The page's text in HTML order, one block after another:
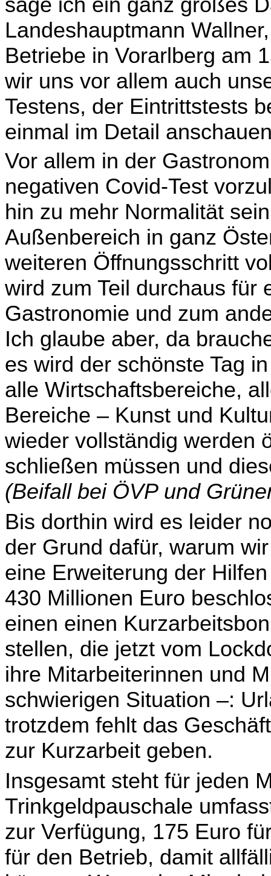
sage ich ein ganz großes
Landeshauptmann
Betriebe in Vorarlberg am
wir uns vor allem auch
Testens, der Ein­trittstests
einmal im Detail
Vor allem in der
negativen Covid-Test
hin zu mehr Normalität
Außenbereich in ganz
weiteren Öffnungsschritt
wird zum Teil durchaus für
Gastronomie und zum
Ich glaube aber, da
es wird der schönste Tag
alle Wirtschaftsbereiche,
Bereiche – Kunst und
wieder vollständig werden
schließen müssen und
(Beifall bei ÖVP und
Bis dorthin wird es leider
der Grund dafür, warum
eine Erweiterung der
430 Millionen Euro
einen einen
stellen, die jetzt vom
ihre Mitarbeiterinnen und
schwierigen Situation –:
trotzdem fehlt das
zur Kurzarbeit geben.
Insgesamt steht für jeden
Trinkgeldpauschale
zur Verfügung, 175 Euro
für den Betrieb, damit